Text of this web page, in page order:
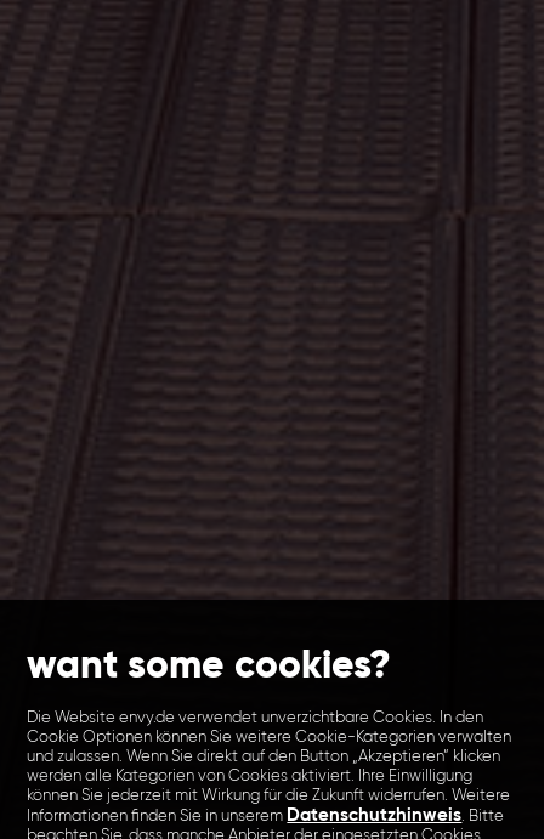
want some cookies?
Die Website envy.de verwendet unverzichtbare Cookies. In den
Cookie Optionen können Sie weitere Cookie-Kategorien verwalten
und zulassen. Wenn Sie direkt auf den Button „Akzeptieren“ klicken
werden alle Kategorien von Cookies aktiviert. Ihre Einwilligung
können Sie jederzeit mit Wirkung für die Zukunft widerrufen. Weitere
Informationen finden Sie in unserem Datenschutzhinweis. Bitte